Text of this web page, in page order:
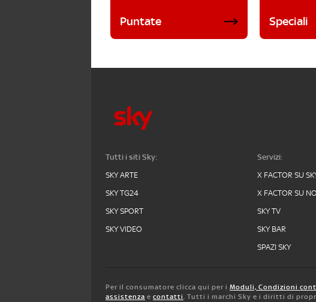
Puntate Speciali
Tutti i siti Sky:
SKY ARTE
SKY TG24
SKY SPORT
SKY VIDEO
Servizi:
X FACTOR SU
X FACTOR SU
SKY TV
SKY BAR
SPAZI SKY
Per il consumatore clicca qui per i Moduli, Condizioni
assistenza e contatti. Tutti i marchi Sky e i diritti di